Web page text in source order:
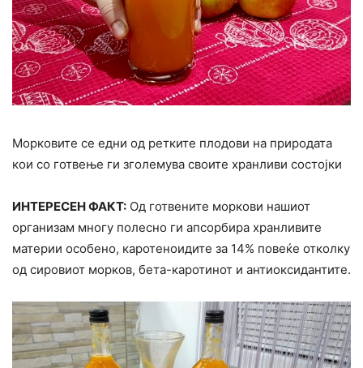
Морковите се едни од ретките плодови на природата
кои со готвење ги зголемува своите хранливи состојки
ИНТЕРЕСЕН ФАКТ: Од готвените моркови нашиот
организам многу полесно ги апсорбира хранливите
материи особено, каротеноидите за 14% повеќе отколку
од сировиот морков, бета-каротинот и антиоксидантите.